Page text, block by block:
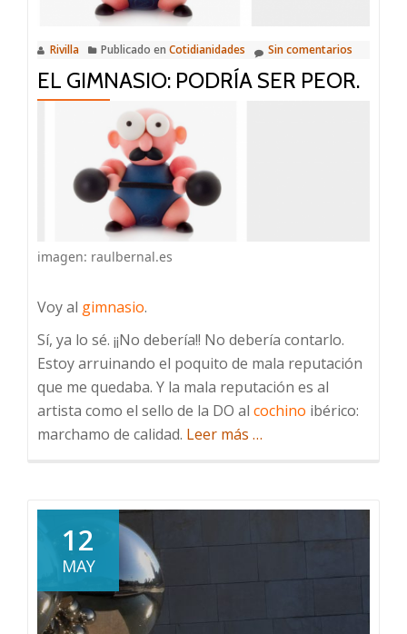
Rivilla Publicado en Cotidianidades Sin comentarios
EL GIMNASIO: PODRÍA SER PEOR.
imagen: raulbernal.es
Voy al gimnasio.
Sí, ya lo sé. ¡¡No debería!! No debería contarlo.
Estoy arruinando el poquito de mala reputación
que me quedaba. Y la mala reputación es al
artista como el sello de la DO al cochino ibérico:
marchamo de calidad. Leer más acerca
…
12
MAY